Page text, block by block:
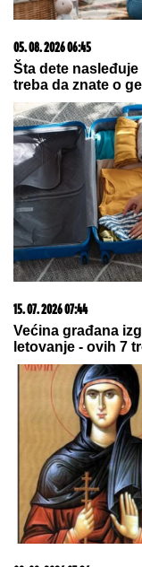
03. 08. 2026 13:23
Hibrid broj 1 koji
akcijskoj ceni od
23. 07. 2026 12:47
Letnje večeri u
Zašto sve više
pretvori u druženje